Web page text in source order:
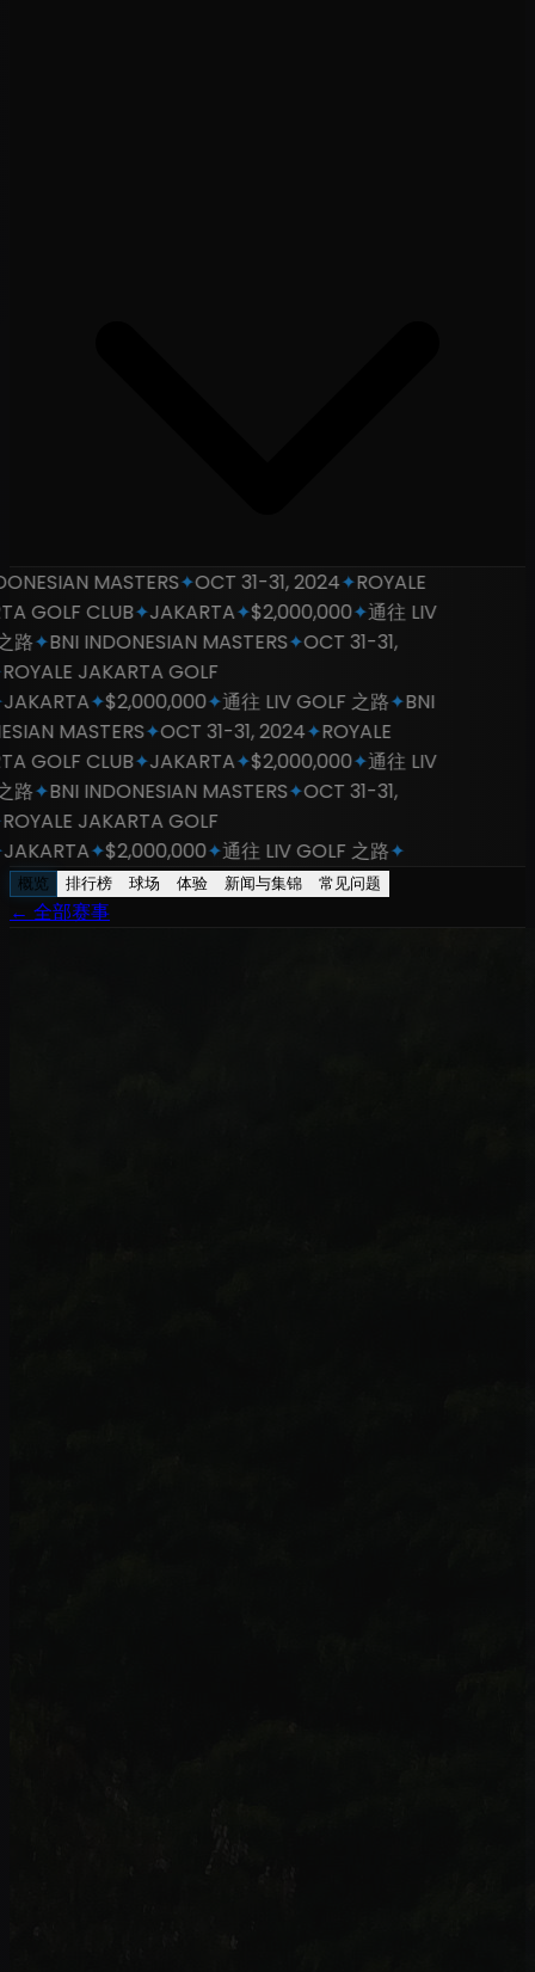
MASTERS✦OCT 31-31, 2024✦ROYALE
CLUB✦JAKARTA✦$2,000,000✦通往 LIV
✦BNI INDONESIAN MASTERS✦OCT 31-31,
JAKARTA GOLF
✦$2,000,000✦通往 LIV GOLF 之路✦BNI
MASTERS✦OCT 31-31, 2024✦ROYALE
CLUB✦JAKARTA✦$2,000,000✦通往 LIV
✦BNI INDONESIAN MASTERS✦OCT 31-31,
JAKARTA GOLF
✦$2,000,000✦通往 LIV GOLF 之路✦
概览 排行榜 球场 体验 新闻与集锦 常见问题
← 全部赛事